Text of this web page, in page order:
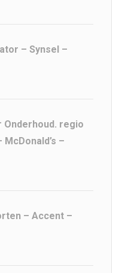
– Synsel –
Onderhoud. regio
–
– Accent –